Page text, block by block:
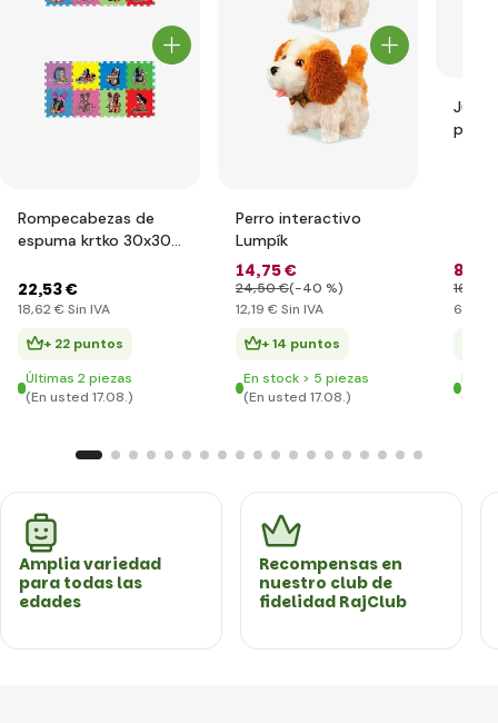
Rompecabezas de
espuma krtko 30x30
22,53 €
18,62 € Sin IVA
+ 22 puntos
Últimas 2 piezas
(En usted 17.08.)
Perro interactivo
Lumpík
14,75 €
24,50 €(-40 %)
12,19 € Sin IVA
+ 14 puntos
En stock > 5 piezas
(En usted 17.08.)
8
16
6
En
(En
Amplia variedad
para todas las
edades
Recompensas en
nuestro club de
fidelidad RajClub